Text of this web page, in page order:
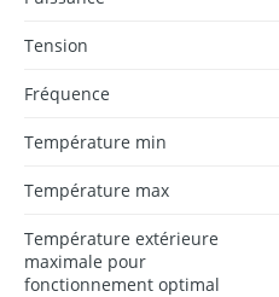
Tension
Fréquence
Température min
Température max
Température extérieure
maximale pour
fonctionnement optimal